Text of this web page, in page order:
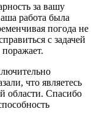
за вашу
работа была
погода не
с задачей
что являетесь
области. Спасибо